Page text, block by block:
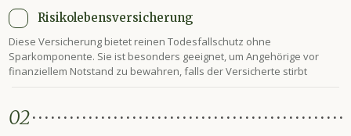
Risikolebensversicherung
Diese Versicherung bietet reinen Todesfallschutz ohne
Sparkomponente. Sie ist besonders geeignet, um Angehörige vor
finanziellem Notstand zu bewahren, falls der Versicherte stirbt
02